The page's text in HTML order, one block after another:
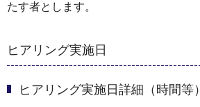
たす者とします。
ヒアリング実施日
ヒアリング実施日詳細（時間等）